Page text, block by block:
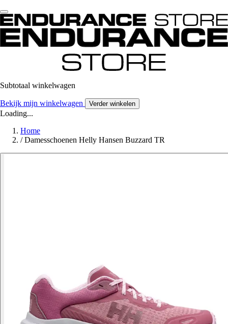
Subtotaal winkelwagen
Bekijk mijn winkelwagen Verder winkelen
Loading...
Home
/ Damesschoenen Helly Hansen Buzzard TR